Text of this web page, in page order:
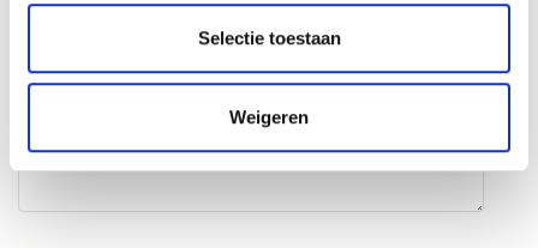
Selectie toestaan
Weigeren